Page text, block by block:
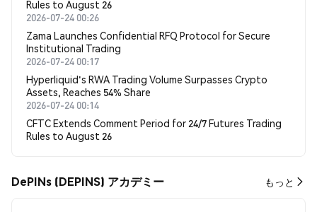
Rules to August 26
2026-07-24 00:26
Zama Launches Confidential RFQ Protocol for Secure
Institutional Trading
2026-07-24 00:17
Hyperliquid's RWA Trading Volume Surpasses Crypto
Assets, Reaches 54% Share
2026-07-24 00:14
CFTC Extends Comment Period for 24/7 Futures Trading
Rules to August 26
DePINs (DEPINS) アカデミー もっと